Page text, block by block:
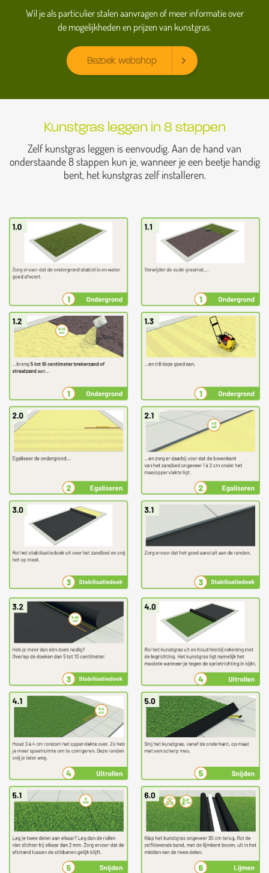
Wil je als particulier stalen aanvragen of meer informatie over
de mogelijkheden en prijzen van kunstgras.
Bezoek webshop
Kunstgras leggen in 8 stappen
Zelf kunstgras leggen is eenvoudig. Aan de hand van
onderstaande 8 stappen kun je, wanneer je een beetje handig
bent, het kunstgras zelf installeren.